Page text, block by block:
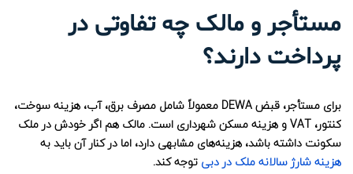
مستأجر و مالک چه تفاوتی در
پرداخت دارند؟
برای مستأجر، قبض DEWA معمولاً شامل مصرف برق، آب، هزینه سوخت،
کنتور، VAT و هزینه مسکن شهرداری است. مالک هم اگر خودش در ملک
سکونت داشته باشد، هزینه‌های مشابهی دارد، اما در کنار آن باید به
هزینه شارژ سالانه ملک در دبی توجه کند.